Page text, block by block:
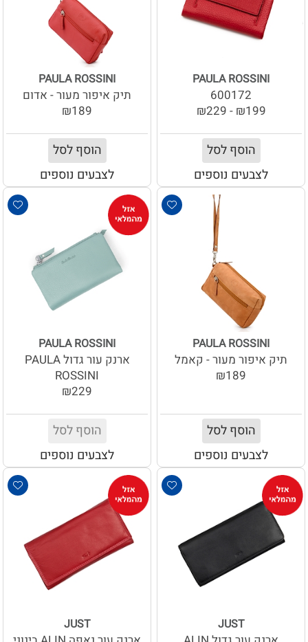
PAULA ROSSINI
600172
₪199 - ₪229
הוסף לסל
לצבעים נוספים
PAULA ROSSINI
תיק איפור מעור - אדום
₪189
הוסף לסל
לצבעים נוספים
PAULA ROSSINI
תיק איפור מעור - קאמל
₪189
הוסף לסל
לצבעים נוספים
PAULA ROSSINI
ארנק עור גדול PAULA
ROSSINI
₪229
הוסף לסל
לצבעים נוספים
JUST
JUST